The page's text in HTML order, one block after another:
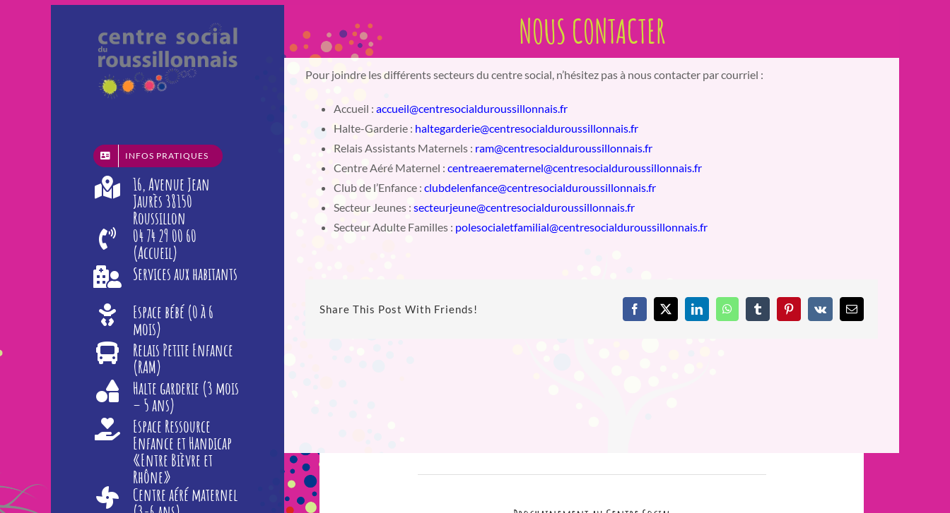
INFOS PRATIQUES
16, Avenue Jean
Jaurès 38150
Roussillon
04 74 29 00 60
(Accueil)
Services aux habitants
Espace bébé (0 à 6
mois)
Relais Petite Enfance
(RAM)
Halte garderie (3 mois
– 5 ans)
Espace Ressource
Enfance et Handicap
«Entre Bièvre et
Rhône»
Centre aéré maternel
NOUS CONTACTER
Pour joindre les différents secteurs du centre social, n’hésitez pas à nous contacter par courriel :
Accueil : accueil@centresocialduroussillonnais.fr
Halte-Garderie : haltegarderie@centresocialduroussillonnais.fr
Relais Assistants Maternels : ram@centresocialduroussillonnais.fr
Centre Aéré Maternel : centreaerematernel@centresocialduroussillonnais.fr
Club de l’Enfance : clubdelenfance@centresocialduroussillonnais.fr
Secteur Jeunes : secteurjeune@centresocialduroussillonnais.fr
Secteur Adulte Familles : polesocialetfamilial@centresocialduroussillonnais.fr
Share This Post With Friends! Facebook
X LinkedInWhatsAppTumblrPinterest
Vk Email